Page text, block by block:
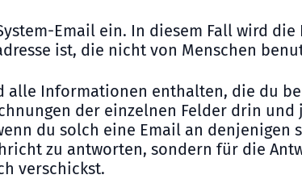
Email ein. In diesem Fall wird
ist, die nicht von Menschen
Informationen enthalten, die du
der einzelnen Felder drin
du solch eine Email an denjenigen
zu antworten, sondern für die
verschickst.